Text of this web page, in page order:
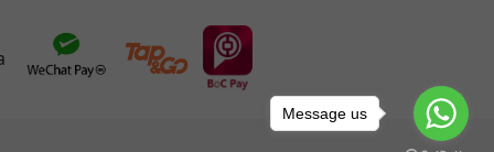
Message us